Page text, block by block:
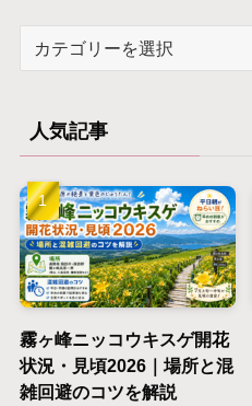
ー
人気記事
霧ヶ峰ニッコウキスゲ開花
状況・見頃2026｜場所と混
雑回避のコツを解説